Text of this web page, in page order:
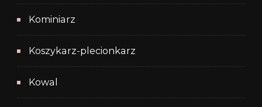
Kominiarz
Koszykarz-plecionkarz
Kowal